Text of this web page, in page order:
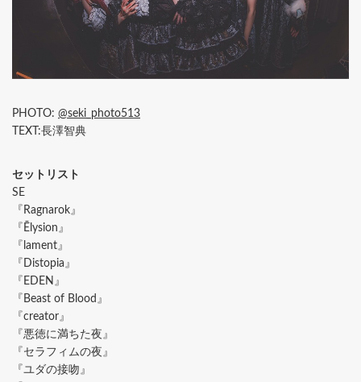
PHOTO: @seki_photo513
TEXT:長澤智典
セットリスト
SE
『Ragnarok』
『Ēlysion』
『lament』
『Distopia』
『EDEN』
『Beast of Blood』
『creator』
『悪徳に満ちた夜』
『セラフィムの夜』
『ユダの接吻』